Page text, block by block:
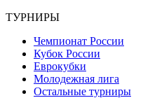
ТУРНИРЫ
Чемпионат России
Кубок России
Еврокубки
Молодежная лига
Остальные турниры